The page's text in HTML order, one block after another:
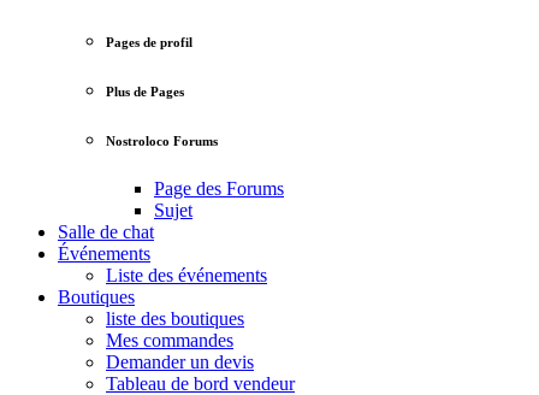
Pages de profil
Plus de Pages
Nostroloco Forums
Page des Forums
Sujet
Salle de chat
Événements
Liste des événements
Boutiques
liste des boutiques
Mes commandes
Demander un devis
Tableau de bord vendeur